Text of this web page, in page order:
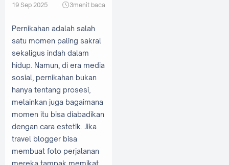
19 Sep 2025 3menit baca
Pernikahan adalah salah
satu momen paling sakral
sekaligus indah dalam
hidup. Namun, di era media
sosial, pernikahan bukan
hanya tentang prosesi,
melainkan juga bagaimana
momen itu bisa diabadikan
dengan cara estetik. Jika
travel blogger bisa
membuat foto perjalanan
mereka tampak memikat